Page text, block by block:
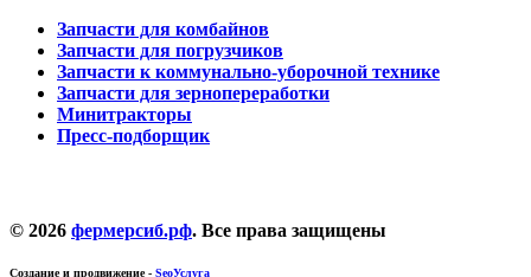
Запчасти для комбайнов
Запчасти для погрузчиков
Запчасти к коммунально-уборочной технике
Запчасти для зернопереработки
Минитракторы
Пресс-подборщик
© 2026 фермерсиб.рф. Все права защищены
Создание и продвижение - SeoУслуга